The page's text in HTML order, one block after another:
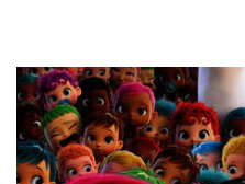
M�s
info